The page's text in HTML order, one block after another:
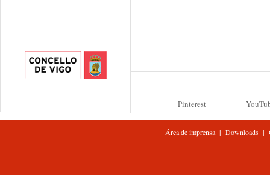
Pinterest
Área de imprensa| Downloads|